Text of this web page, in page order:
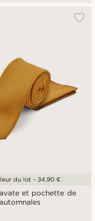
et pochette de
du lot - 34,90 €